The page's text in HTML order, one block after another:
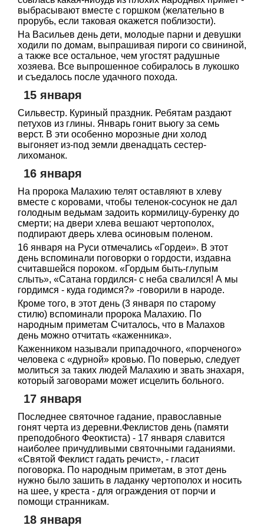
выбрасывают вместе с горшком (желательно в
прорубь, если таковая окажется поблизости).
На Васильев день дети, молодые парни и девушки
ходили по домам, выпрашивая пироги со свининой,
а также все остальное, чем угостят радушные
хозяева. Все выпрошенное собиралось в лукошко
и съедалось после удачного похода.
15 января
Сильвестр. Куриный праздник. Ребятам раздают
петухов из глины. Январь гонит вьюгу за семь
верст. В эти особенно морозные дни холод
выгоняет из-под земли двенадцать сестер-
лихоманок.
16 января
На пророка Малахию телят оставляют в хлеву
вместе с коровами, чтобы теленок-сосунок не дал
голодным ведьмам задоить кормилицу-буренку до
смерти; на двери хлева вешают чертополох,
подпирают дверь хлева осиновым поленом.
16 января на Руси отмечались «Гордеи». В этот
день вспоминали поговорки о гордости, издавна
считавшейся пороком. «Гордым быть-глупым
слыть», «Сатана гордился- с неба свалился! А мы
гордимся - куда годимся?» -говорили в народе.
Кроме того, в этот день (3 января по старому
стилю) вспоминали пророка Малахию. По
народным приметам Считалось, что в Малахов
день можно отчитать «каженника».
Каженником называли припадочного, «порченого»
человека с «дурной» кровью. По поверью, следует
молиться за таких людей Малахию и звать знахаря,
который заговорами может исцелить больного.
17 января
Последнее святочное гадание, православные
гонят черта из деревни.Феклистов день (памяти
преподобного Феоктиста) - 17 января славится
наиболее причудливыми святочными гаданиями.
«Святой Феклист гадать речист», - гласит
поговорка. По народным приметам, в этот день
нужно было зашить в ладанку чертополох и носить
на шее, у креста - для ограждения от порчи и
помощи странникам.
18 января